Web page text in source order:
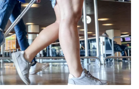
el DJ francés Kavinsky, autor